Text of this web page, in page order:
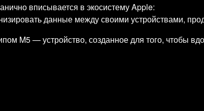
вписывается в экосистему Apple:
данные между своими устройствами,
M5 — устройство, созданное для того, чтобы